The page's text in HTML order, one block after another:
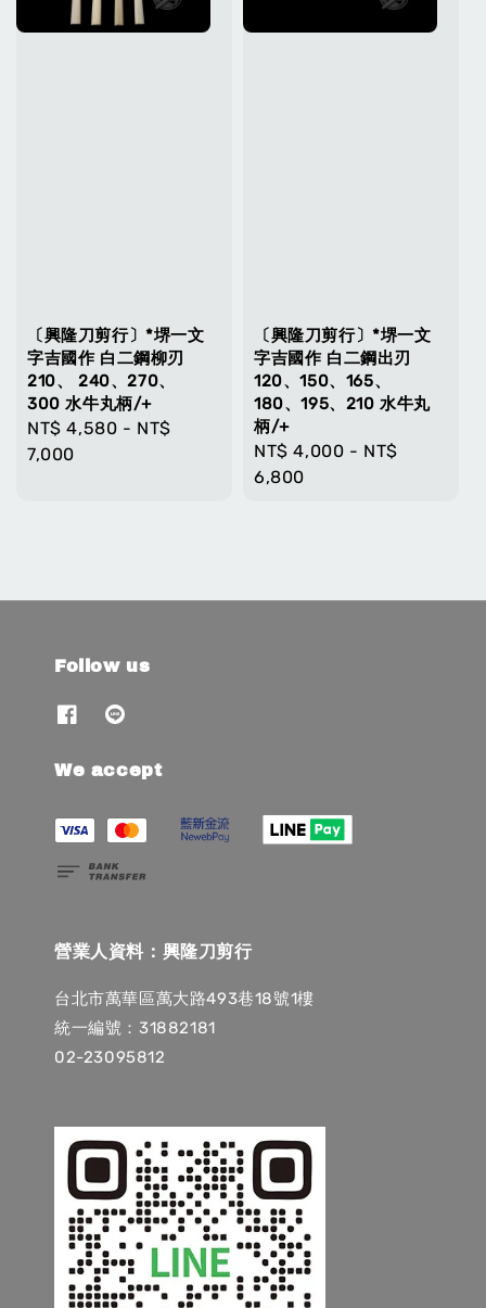
〔興隆刀剪行〕*堺一文
字吉國作 白二鋼柳刃
210、 240、270、
300 水牛丸柄/+
Regular
price
NT$ 4,580 - NT$
7,000
〔興隆刀剪行〕*堺一文
字吉國作 白二鋼出刃
120、150、165、
180、195、210 水牛丸
柄/+
Regular
price
NT$ 4,000 - NT$
6,800
Follow us
We accept
營業人資料：興隆刀剪行
台北市萬華區萬大路493巷18號1樓
統一編號：31882181
02-23095812